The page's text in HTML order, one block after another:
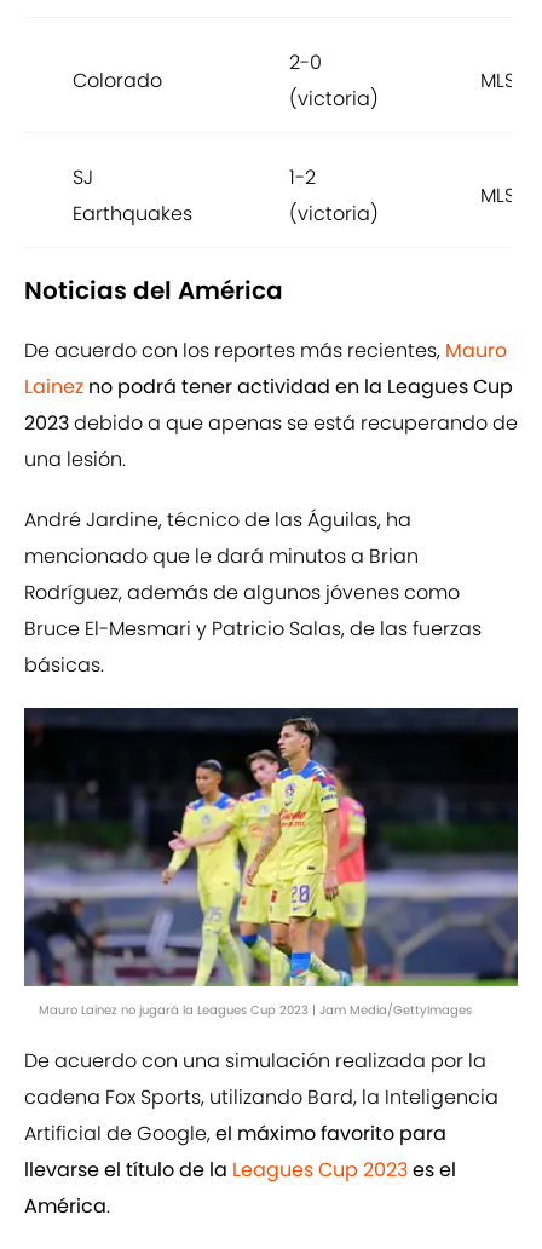
Colorado
2-0
(victoria)
MLS
SJ
Earthquakes
1-2
(victoria)
MLS
Noticias del América
De acuerdo con los reportes más recientes, Mauro
Lainez no podrá tener actividad en la Leagues Cup
2023debido a que apenas se está recuperando de
una lesión.
André Jardine, técnico de las Águilas, ha
mencionado que le dará minutos a Brian
Rodríguez, además de algunos jóvenes como
Bruce El-Mesmari y Patricio Salas, de las fuerzas
básicas.
Mauro Lainez no jugará la Leagues Cup 2023 | Jam Media/GettyImages
De acuerdo con una simulación realizada por la
cadena Fox Sports, utilizando Bard, la Inteligencia
Artificial de Google,el máximo favorito para
llevarse el título de la Leagues Cup 2023es el
América.